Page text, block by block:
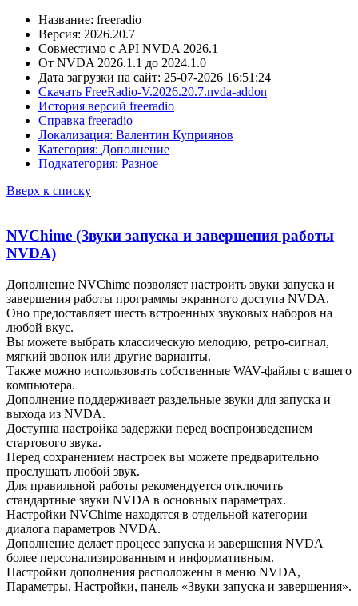
Название: freeradio
Версия: 2026.20.7
Совместимо с API NVDA 2026.1
От NVDA 2026.1.1 до 2024.1.0
Дата загрузки на сайт: 25-07-2026 16:51:24
Скачать FreeRadio-V.2026.20.7.nvda-addon
История версий freeradio
Справка freeradio
Локализация: Валентин Куприянов
Категория: Дополнение
Подкатегория: Разное
Вверх к списку
NVChime (Звуки запуска и завершения работы
NVDA)
Дополнение NVChime позволяет настроить звуки запуска и
завершения работы программы экранного доступа NVDA.
Оно предоставляет шесть встроенных звуковых наборов на
любой вкус.
Вы можете выбрать классическую мелодию, ретро-сигнал,
мягкий звонок или другие варианты.
Также можно использовать собственные WAV-файлы с вашего
компьютера.
Дополнение поддерживает раздельные звуки для запуска и
выхода из NVDA.
Доступна настройка задержки перед воспроизведением
стартового звука.
Перед сохранением настроек вы можете предварительно
прослушать любой звук.
Для правильной работы рекомендуется отключить
стандартные звуки NVDA в основных параметрах.
Настройки NVChime находятся в отдельной категории
диалога параметров NVDA.
Дополнение делает процесс запуска и завершения NVDA
более персонализированным и информативным.
Настройки дополнения расположены в меню NVDA,
Параметры, Настройки, панель «Звуки запуска и завершения».